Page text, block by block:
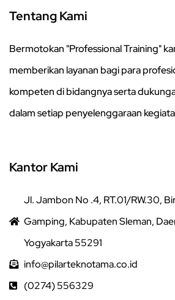
Tentang Kami
Bermotokan "Professional Training"
memberikan layanan bagi para
kompeten di bidangnya serta
dalam setiap penyelenggaraan
Kantor Kami
Jl. Jambon No .4, RT.01/RW.30,
Gamping, Kabupaten Sleman,
Yogyakarta 55291
info@pilarteknotama.co.id
(0274) 556329